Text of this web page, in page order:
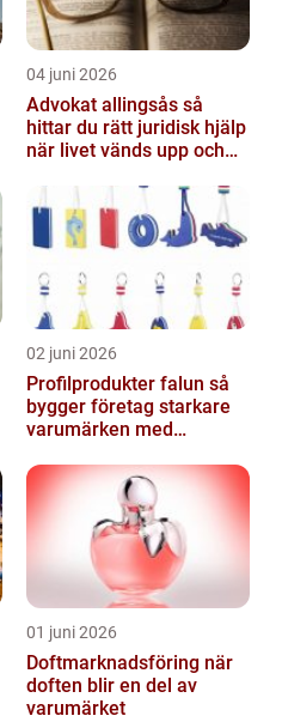
04 juni 2026
Advokat allingsås så
hittar du rätt juridisk hjälp
när livet vänds upp och
02 juni 2026
Profilprodukter falun så
bygger företag starkare
varumärken med
01 juni 2026
Doftmarknadsföring när
doften blir en del av
varumärket